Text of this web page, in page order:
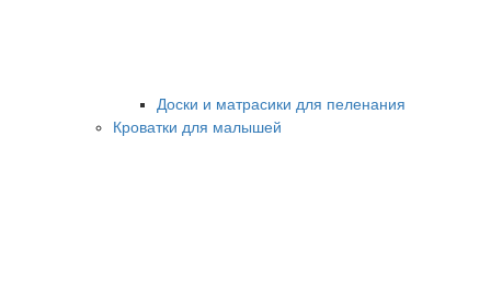
Доски и матрасики для пеленания
Кроватки для малышей